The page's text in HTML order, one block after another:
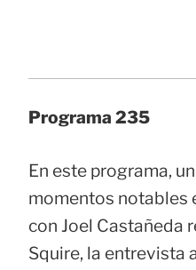
Programa 235
En este programa,
momentos notables
con Joel Castañeda
Squire, la entrevista